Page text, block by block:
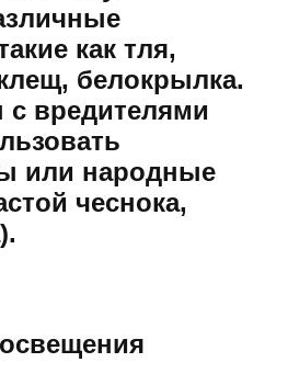
как тля,
белокрылка.
вредителями
или народные
чеснока,